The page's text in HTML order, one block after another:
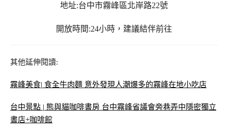
地址:台中市霧峰區北岸路22號
開放時間:24小時，建議結伴前往
其他延伸閱讀:
霧峰美食| 食全牛肉麵 意外發現人潮爆多的霧峰在地小吃店
台中景點 | 熊與貓咖啡書房 台中霧峰省議會旁巷弄中隱密獨立
書店+咖啡館